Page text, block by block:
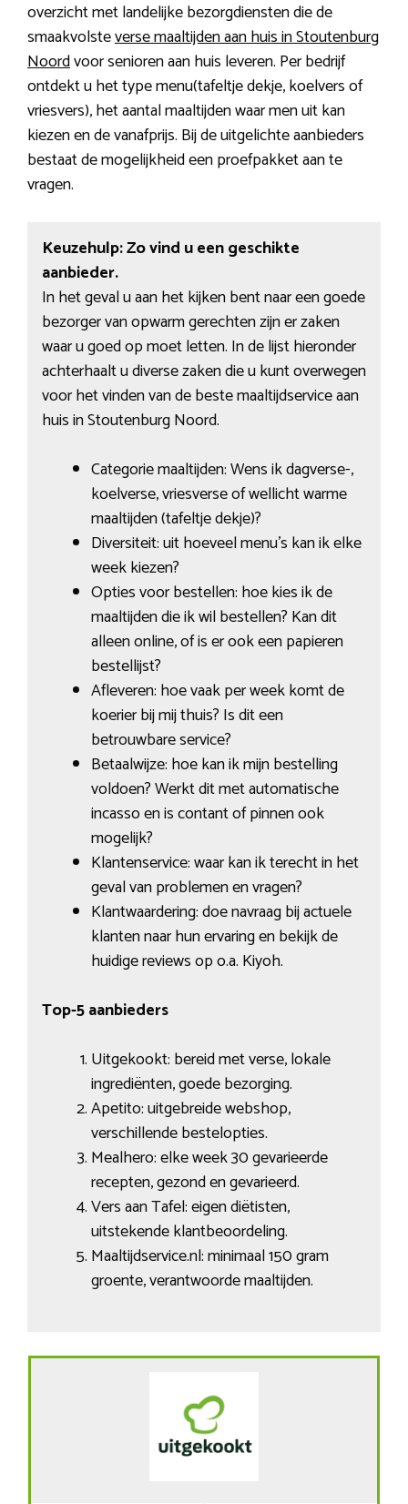
overzicht met landelijke bezorgdiensten die de
smaakvolsteverse maaltijden aan huis in Stoutenburg
Noordvoor senioren aan huis leveren. Per bedrijf
ontdekt u het type menu(tafeltje dekje, koelvers of
vriesvers), het aantal maaltijden waar men uit kan
kiezen en de vanafprijs. Bij de uitgelichte aanbieders
bestaat de mogelijkheid een proefpakket aan te
vragen.
Keuzehulp: Zo vind u een geschikte
aanbieder.
In het geval u aan het kijken bent naar een goede
bezorger van opwarm gerechten zijn er zaken
waar u goed op moet letten. In de lijst hieronder
achterhaalt u diverse zaken die u kunt overwegen
voor het vinden van de beste maaltijdservice aan
huis in Stoutenburg Noord.
Categorie maaltijden: Wens ik dagverse-,
koelverse, vriesverse of wellicht warme
maaltijden (tafeltje dekje)?
Diversiteit: uit hoeveel menu’s kan ik elke
week kiezen?
Opties voor bestellen: hoe kies ik de
maaltijden die ik wil bestellen? Kan dit
alleen online, of is er ook een papieren
bestellijst?
Afleveren: hoe vaak per week komt de
koerier bij mij thuis? Is dit een
betrouwbare service?
Betaalwijze: hoe kan ik mijn bestelling
voldoen? Werkt dit met automatische
incasso en is contant of pinnen ook
mogelijk?
Klantenservice: waar kan ik terecht in het
geval van problemen en vragen?
Klantwaardering: doe navraag bij actuele
klanten naar hun ervaring en bekijk de
huidige reviews op o.a. Kiyoh.
Top-5 aanbieders
Uitgekookt: bereid met verse, lokale
ingrediënten, goede bezorging.
Apetito: uitgebreide webshop,
verschillende bestelopties.
Mealhero: elke week 30 gevarieerde
recepten, gezond en gevarieerd.
Vers aan Tafel: eigen diëtisten,
uitstekende klantbeoordeling.
Maaltijdservice.nl: minimaal 150 gram
groente, verantwoorde maaltijden.